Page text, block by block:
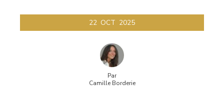
22 OCT 2025
Par
Camille Borderie